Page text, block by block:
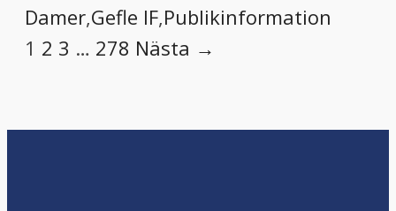
Damer,Gefle IF,Publikinformation
1 2 3 … 278 Nästa →